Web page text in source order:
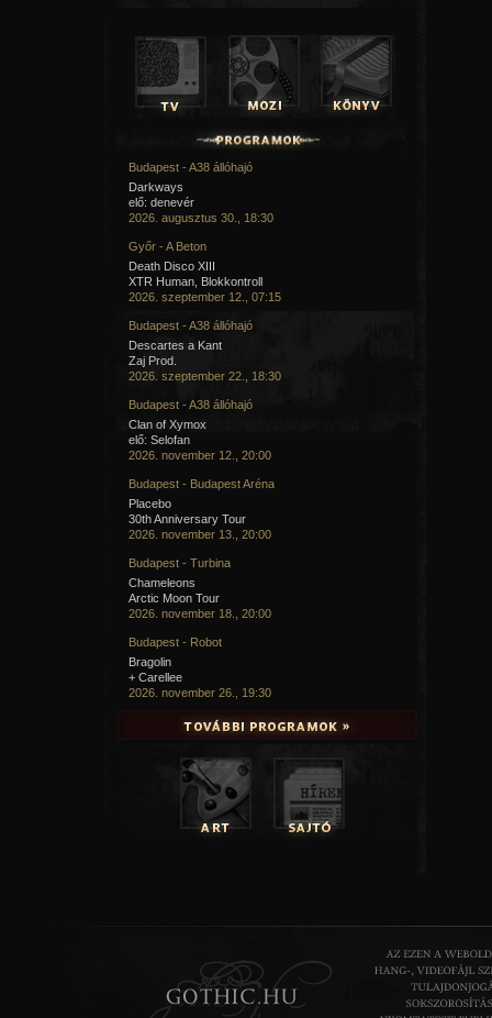
Budapest - A38 állóhajó
Darkways
elő: denevér
2026. augusztus 30., 18:30
Győr - A Beton
Death Disco XIII
XTR Human, Blokkontroll
2026. szeptember 12., 07:15
Budapest - A38 állóhajó
Descartes a Kant
Zaj Prod.
2026. szeptember 22., 18:30
Budapest - A38 állóhajó
Clan of Xymox
elő: Selofan
2026. november 12., 20:00
Budapest - Budapest Aréna
Placebo
30th Anniversary Tour
2026. november 13., 20:00
Budapest - Turbina
Chameleons
Arctic Moon Tour
2026. november 18., 20:00
Budapest - Robot
Bragolin
+ Carellee
2026. november 26., 19:30